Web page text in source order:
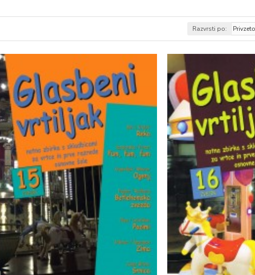
in oblikovanje UNCuyo v Mendozi začel študij klavirja pod
prof. Ricarda Portilla.
leta 2014 pa Dekliški pevski zbor iz šole Portezuelo in OPZ šole
pevskemu zboru Coro universitario de Mendoza pod taktirko
leta 2013 na turneji v Kolumbiji, leta 2017 pa na mednarodnem
njegovih avtorskih skladbMalambo
za mešani zbor, klavir in bombo
Razvrsti po: